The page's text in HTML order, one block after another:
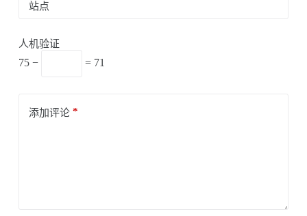
站点
人机验证
75 − = 71
添加评论*